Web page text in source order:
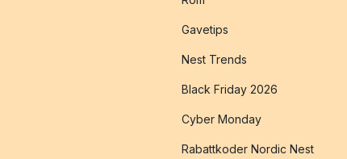
Gavetips
Nest Trends
Black Friday 2026
Cyber Monday
Rabattkoder Nordic Nest